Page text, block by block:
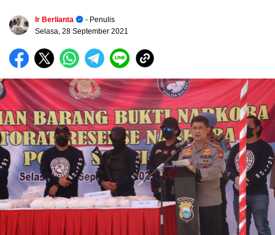
Ir Berlianta
- Penulis
Selasa, 28 September 2021